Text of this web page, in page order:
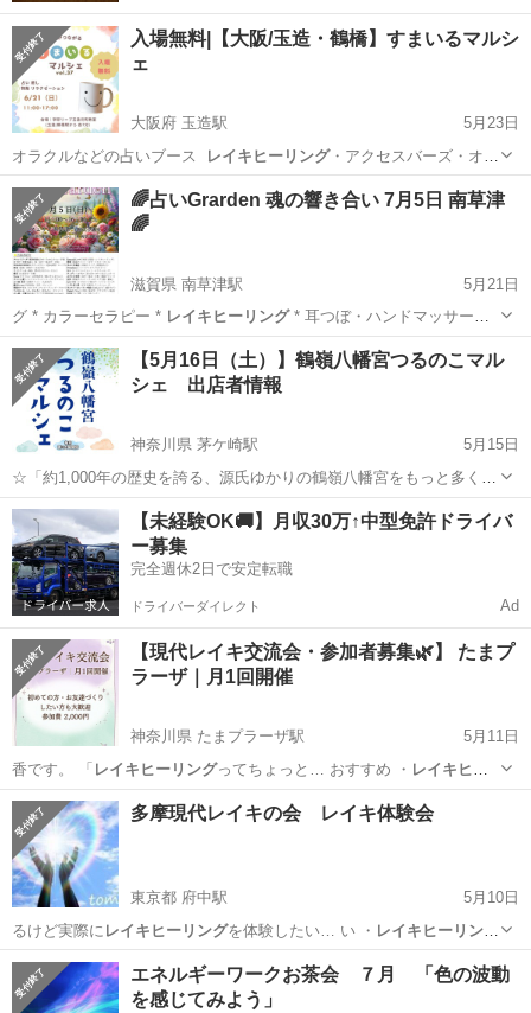
入場無料|【大阪/玉造・鶴橋】すまいるマルシ
ェ
大阪府 玉造駅
5月23日
レイキヒーリング・アクセスバーズ・オー
ラ/チャク…
大阪 大阪市 玉造駅 ワークショップ マルシェ
🌈占いGrarden 魂の響き合い 7月5日 南草津
🌈
滋賀県 南草津駅
5月21日
グ * カラーセラピー * レイキヒーリング* 耳つぼ・ハンドマッサー
ジ…
滋賀 草津市 南草津駅 その他 マルシェ
【5月16日（土）】鶴嶺八幡宮つるのこマル
シェ 出店者情報
神奈川県 茅ケ崎駅
5月15日
☆「約1,000年の歴史を誇る、源氏ゆかりの鶴嶺八幡宮をもっと多くの
人に知ってもらいたい」「鶴嶺地区の活性化に貢献したい」そんな思
いを実現するマルシェです。
==============================...
神奈川 茅ヶ崎市 茅ケ崎駅 地域/お祭り 焼き芋
【未経験OK🚚】月収30万↑中型免許ドライバ
ー募集
完全週休2日で安定転職
ドライバーダイレクト Ad
【現代レイキ交流会・参加者募集🌿】 たまプ
ラーザ｜月1回開催
神奈川県 たまプラーザ駅
5月11日
香です。 「 レイキヒーリングってちょっと… おすすめ ・ レイキヒー
リングに少し興味が…
神奈川 横浜市 たまプラーザ駅 ワークショップ
多摩現代レイキの会 レイキ体験会
東京都 府中駅
5月10日
るけど実際に レイキヒーリング を体験したい… い ・ レイキヒーリング
を体験してみ…
東京 府中市 府中駅 ワークショップ レイキ
エネルギーワークお茶会 ７月 「色の波動
を感じてみよう」